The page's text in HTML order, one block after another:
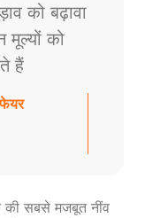
को बढ़ावा
मूल्यों को
हैं
की सबसे मजबूत नींव